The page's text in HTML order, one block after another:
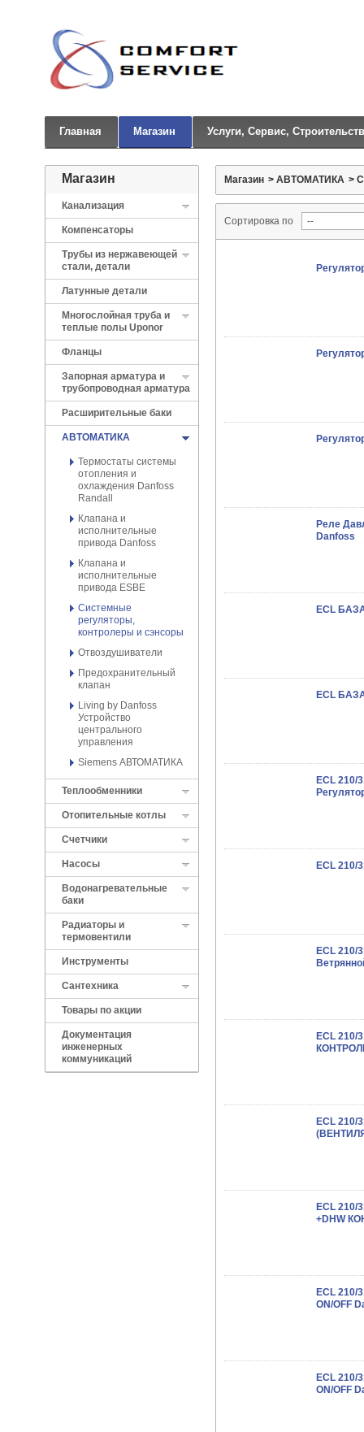
Главная Магазин Услуги, Сервис,
Магазин
Канализация
Компенсаторы
Трубы из нержавеющей
стали, детали
Латунные детали
Многослойная труба и
теплые полы Uponor
Фланцы
Запорная арматура и
трубопроводная арматура
Расширительные баки
АВТОМАТИКА
Термостаты системы
отопления и
охлаждения Danfoss
Randall
Клапана и
исполнительные
привода Danfoss
Клапана и
исполнительные
привода ESBE
Системные
регуляторы,
контролеры и сэнсоры
Отвоздушиватели
Предохранительный
клапан
Living by Danfoss
Устройство
центрального
управления
Siemens АВТОМАТИКА
Теплообменники
Отопительные котлы
Cчетчики
Насосы
Водонагревательные
баки
Радиаторы и
термовентили
Инструменты
Сантехника
Товары по акции
Документация
инженерных
коммуникаций
Магазин > АВТОМАТИКА >
Сортировка по
Реле
Danfoss
ECL
ECL
ECL
ECL
ECL
ECL
ECL
ECL
+DHW
ECL
ON/OFF
ECL
ON/OFF